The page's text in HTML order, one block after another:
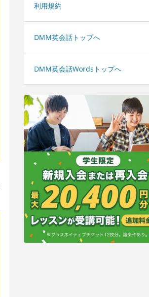
利用規約
DMM英会話トップへ
DMM英会話Wordsトップへ